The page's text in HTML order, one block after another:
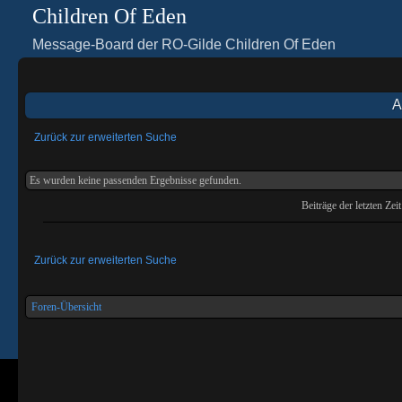
Children Of Eden
Message-Board der RO-Gilde Children Of Eden
Zurück zur erweiterten Suche
Es wurden keine passenden Ergebnisse gefunden.
Beiträge der letzten
Zurück zur erweiterten Suche
Foren-Übersicht